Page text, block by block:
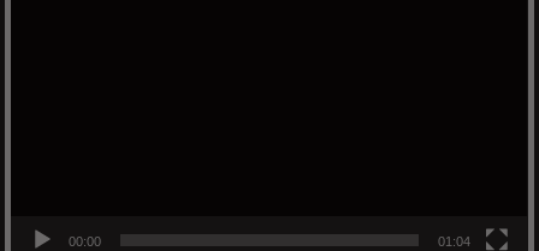
00:00 01:04